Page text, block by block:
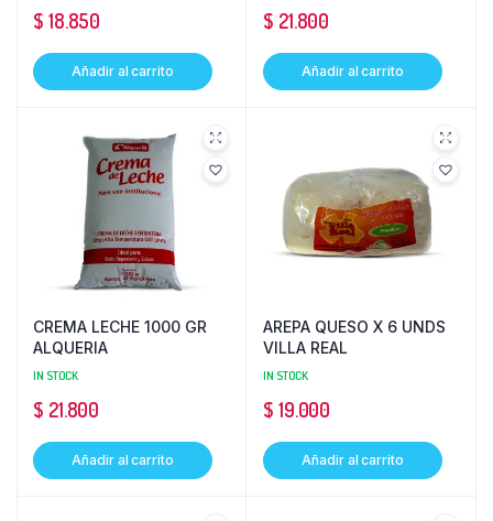
$ 18.850
Añadir al carrito
$ 21.800
Añadir al carrito
CREMA LECHE 1000 GR
ALQUERIA
IN STOCK
$ 21.800
Añadir al carrito
AREPA QUESO X 6 UNDS
VILLA REAL
IN STOCK
$ 19.000
Añadir al carrito